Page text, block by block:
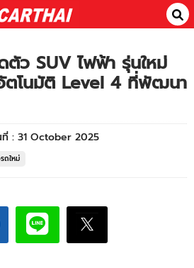
ตัว SUV ไฟฟ้า รุ่นใหม่
ตโนมัติ Level 4 ที่พัฒนา
: 31 October 2025
ถใหม่